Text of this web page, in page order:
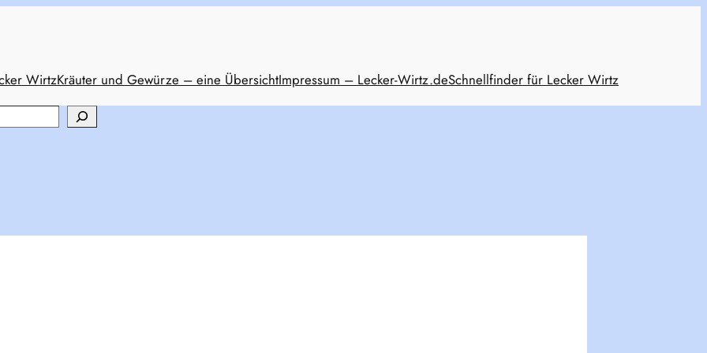
WirtzKräuter und Gewürze – eine ÜbersichtImpressum – Lecker-Wirtz.deSchnellfinder für Lecker Wirtz